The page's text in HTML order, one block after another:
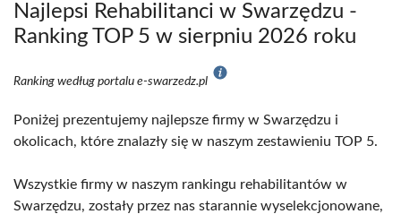
Najlepsi Rehabilitanci w Swarzędzu -
Ranking TOP 5 w sierpniu 2026 roku
Ranking według portalu e-swarzedz.pl
Poniżej prezentujemy najlepsze firmy w Swarzędzu i
okolicach, które znalazły się w naszym zestawieniu TOP 5.
Wszystkie firmy w naszym rankingu rehabilitantów w
Swarzędzu, zostały przez nas starannie wyselekcjonowane,